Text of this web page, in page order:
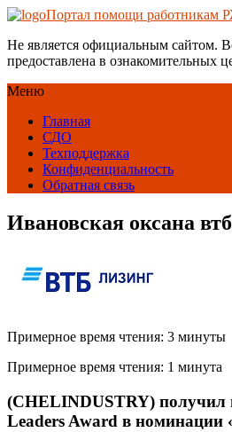
Портал помощи работникам
Не является официальным сайтом.
предоставлена в ознакомительных
Меню
Главная
СДО
Техподдержка
Конфиденциальность
Обратная связь
Ивановская оксана
Примерное время чтения: 3 минуты
Примерное время чтения: 1 минута
(CHELINDUSTRY) получил
Leaders Award в номинации